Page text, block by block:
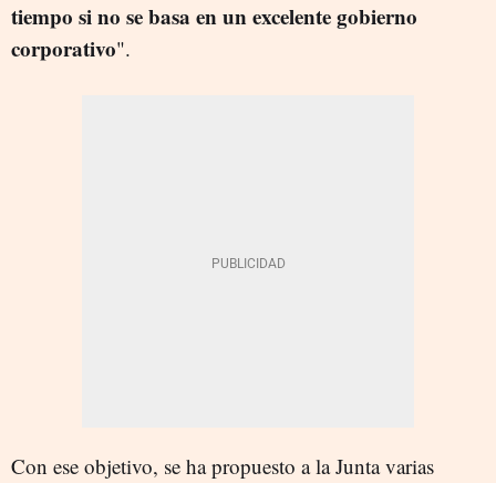
tiempo si no se basa en un excelente gobierno
corporativo".
Con ese objetivo, se ha propuesto a la Junta varias